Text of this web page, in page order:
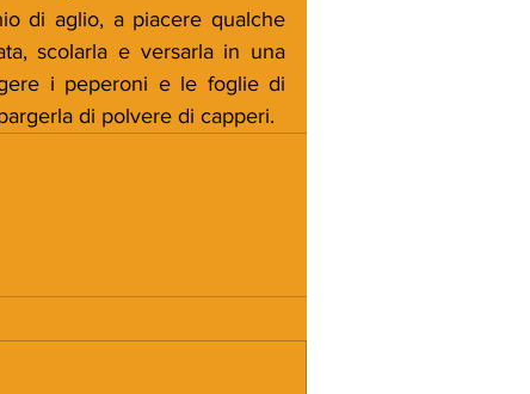
di aglio, a piacere qualche
scolarla e versarla in una
i peperoni e le foglie di
di polvere di capperi.